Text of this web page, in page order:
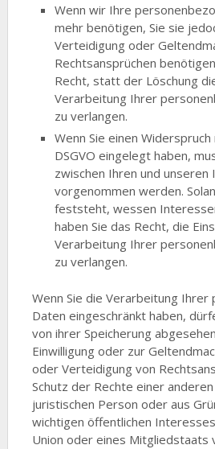
Wenn wir Ihre
mehr benötigen, Sie sie
Verteidigung oder
Rechtsansprüchen
Recht, statt der Löschung
Verarbeitung Ihrer
zu verlangen.
Wenn Sie einen Widerspruch
DSGVO eingelegt haben,
zwischen Ihren und unseren
vorgenommen werden.
feststeht, wessen
haben Sie das Recht, die
Verarbeitung Ihrer
zu verlangen.
Wenn Sie die Verarbeitung
Daten eingeschränkt haben,
von ihrer Speicherung
Einwilligung oder zur
oder Verteidigung von
Schutz der Rechte einer
juristischen Person oder aus
wichtigen öffentlichen
Union oder eines